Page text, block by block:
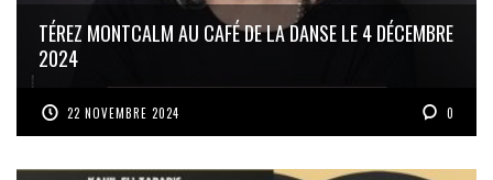
TÉREZ MONTCALM AU CAFÉ DE LA DANSE LE 4 DÉCEMBRE
2024
22 NOVEMBRE 2024 0